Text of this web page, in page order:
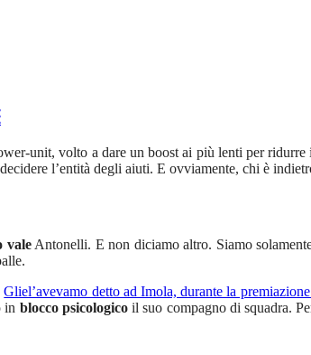
unit, volto a dare un boost ai più lenti per
l’entità degli aiuti. E ovviamente, chi è
valeAntonelli. E non diciamo altro. Siamo
Gliel’avevamo detto ad Imola, durante la
in blocco psicologicoil suo compagno di squadra.